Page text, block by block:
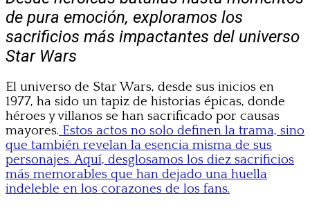
de pura emoción, exploramos los
sacrificios más impactantes del universo
Star Wars
El universo de Star Wars, desde sus inicios en
1977, ha sido un tapiz de historias épicas, donde
héroes y villanos se han sacrificado por causas
mayores. Estos actos no solo definen la trama, sino
que también revelan la esencia misma de sus
personajes. Aquí, desglosamos los diez sacrificios
más memorables que han dejado una huella
indeleble en los corazones de los fans.